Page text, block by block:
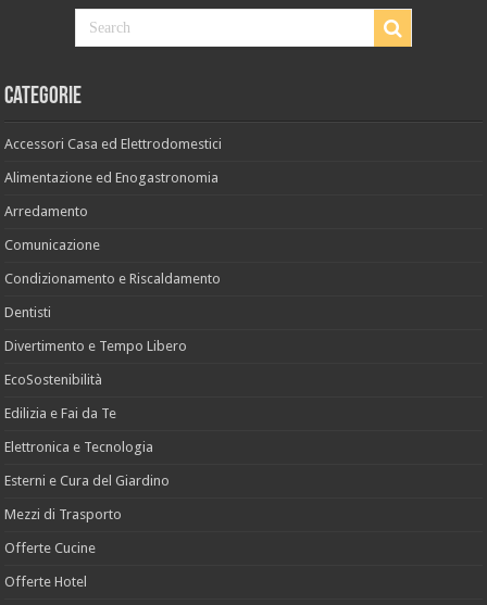
Categorie
Accessori Casa ed Elettrodomestici
Alimentazione ed Enogastronomia
Arredamento
Comunicazione
Condizionamento e Riscaldamento
Dentisti
Divertimento e Tempo Libero
EcoSostenibilità
Edilizia e Fai da Te
Elettronica e Tecnologia
Esterni e Cura del Giardino
Mezzi di Trasporto
Offerte Cucine
Offerte Hotel